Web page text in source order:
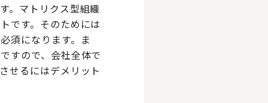
。マトリクス型組織
です。そのためには
須になります。ま
すので、会社全体で
せるにはデメリット